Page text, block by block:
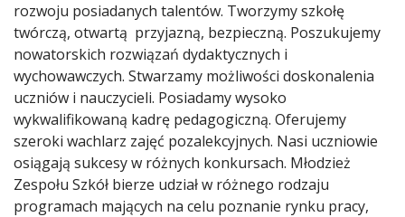
rozwoju posiadanych talentów. Tworzymy szkołę
twórczą, otwartą przyjazną, bezpieczną. Poszukujemy
nowatorskich rozwiązań dydaktycznych i
wychowawczych. Stwarzamy możliwości doskonalenia
uczniów i nauczycieli. Posiadamy wysoko
wykwalifikowaną kadrę pedagogiczną. Oferujemy
szeroki wachlarz zajęć pozalekcyjnych. Nasi uczniowie
osiągają sukcesy w różnych konkursach. Młodzież
Zespołu Szkół bierze udział w różnego rodzaju
programach mających na celu poznanie rynku pracy,